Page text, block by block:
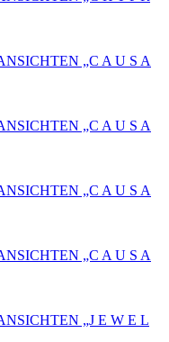
„C A U S A
„C A U S A
„C A U S A
„C A U S A
„J E W E L